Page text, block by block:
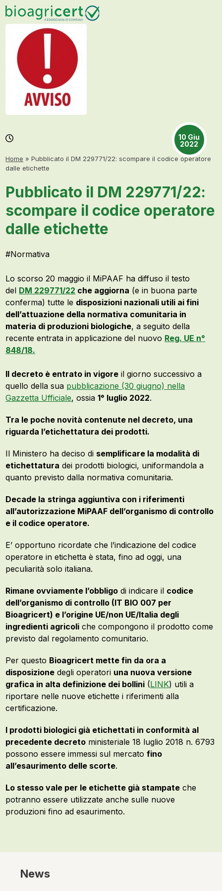
Skip
to
Open
mobile
menu
Close
mobile
menu
10 Giu
2022
Home »Pubblicato il DM 229771/22: scompare il codice operatore
dalle etichette
Pubblicato il DM 229771/22:
scompare il codice operatore
dalle etichette
#Normativa
Lo scorso 20 maggio il MiPAAF ha diffuso il testo
del DM 229771/22 che aggiorna (e in buona parte
conferma) tutte le disposizioni nazionali utili ai fini
dell’attuazione della normativa comunitaria in
materia di produzioni biologiche, a seguito della
recente entrata in applicazione del nuovo Reg. UE n°
848/18.
Il decreto è entrato in vigore il giorno successivo a
quello della sua pubblicazione (30 giugno) nella
Gazzetta Ufficiale, ossia1° luglio 2022.
Tra le poche novità contenute nel decreto, una
riguarda l’etichettatura dei prodotti.
Il Ministero ha deciso di semplificare la modalità di
etichettatura dei prodotti biologici, uniformandola a
quanto previsto dalla normativa comunitaria.
Decade la stringa aggiuntiva con i riferimenti
all’autorizzazione MiPAAF dell’organismo di controllo
e il codice operatore.
E’ opportuno ricordate che l’indicazione del codice
operatore in etichetta è stata, fino ad oggi, una
peculiarità solo italiana.
Rimane ovviamente l’obbligo di indicare il codice
dell’organismo di controllo (IT BIO 007 per
Bioagricert) e l’origine UE/non UE/Italia degli
ingredienti agricoli che compongono il prodotto come
previsto dal regolamento comunitario.
Per questo Bioagricert mette fin da ora a
disposizione degli operatori una nuova versione
grafica in alta definizione dei bollini (LINK) utili a
riportare nelle nuove etichette i riferimenti alla
certificazione.
I prodotti biologici già etichettati in conformità al
precedente decreto ministeriale 18 luglio 2018 n. 6793
possono essere immessi sul mercatofino
all’esaurimento delle scorte.
Lo stesso vale per le etichette già stampate che
potranno essere utilizzate anche sulle nuove
produzioni fino ad esaurimento.
News